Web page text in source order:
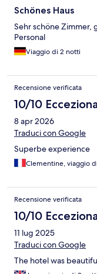
Schönes Haus
Sehr schöne Zimmer,
Personal
Viaggio di 2 notti
Recensione verificata
10/10
8 apr 2026
Traduci con Google
Superbe experience
Clementine, viaggio
Recensione verificata
10/10
11 lug 2025
Traduci con Google
The hotel was